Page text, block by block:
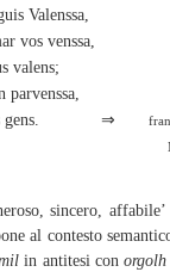
Valenssa,
vos venssa,
valens;
gens. ⇒
francx R,
sincero,
al contesto
in antitesi conorgolh